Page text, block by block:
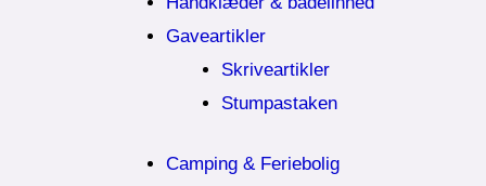
Gaveartikler
Skriveartikler
Stumpastaken
Camping & Feriebolig